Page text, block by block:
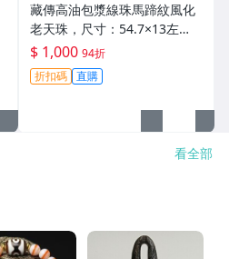
藏傳高油包漿線珠馬蹄紋風化
老天珠，尺寸：54.7×13左
右，材質：瑪瑙，玉髓 天珠 瑪
瑙 硃砂【德寶齋】405
$ 1,000 94折
折扣碼 直購
看全部